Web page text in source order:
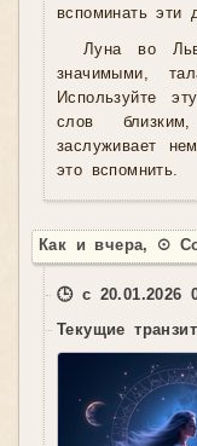
вспоминать эти
Луна во
значимыми,
Используйте
слов
заслуживает
это вспомнить.
Как и вчера, ☉
🕒 с 20.01.2026
Текущие